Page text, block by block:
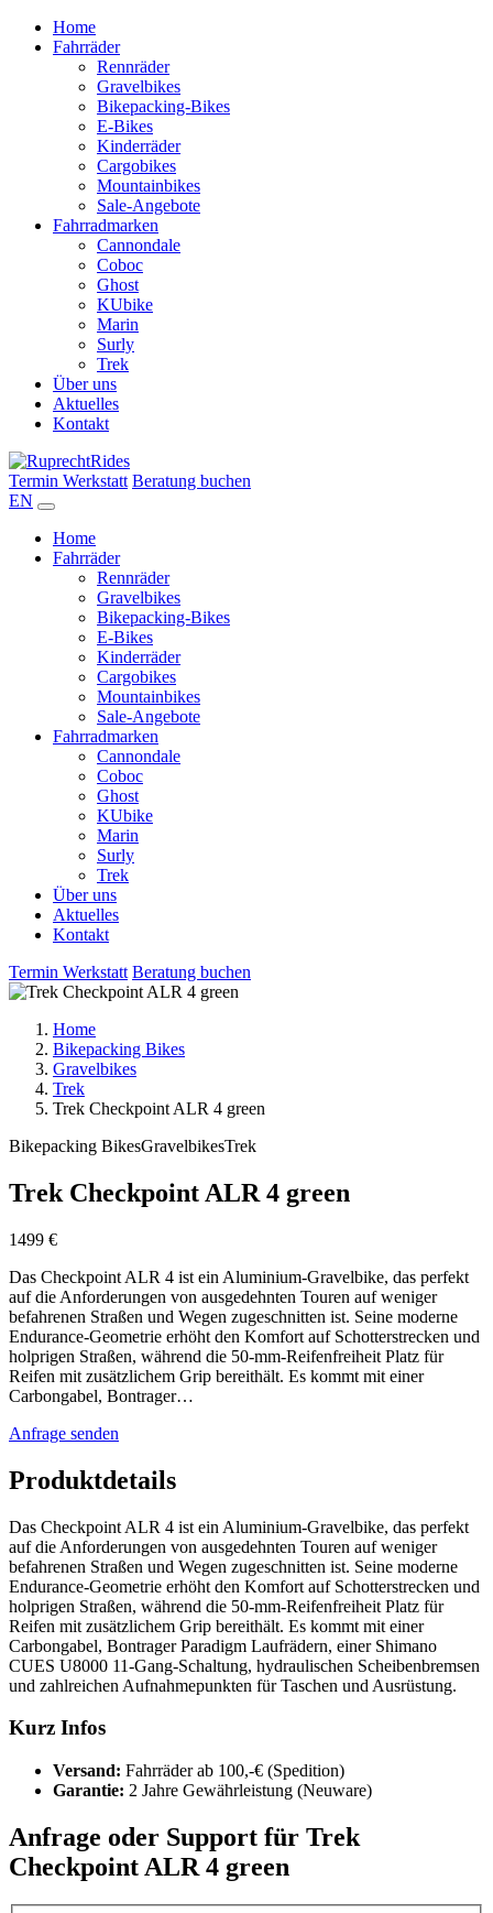
Zum
Inhalt
Home
Fahrräder
Rennräder
Gravelbikes
Bikepacking-Bikes
E-Bikes
Kinderräder
Cargobikes
Mountainbikes
Sale-Angebote
Fahrradmarken
Cannondale
Coboc
Ghost
KUbike
Marin
Surly
Trek
Über uns
Aktuelles
Kontakt
Termin Werkstatt Beratung buchen
EN
Home
Fahrräder
Rennräder
Gravelbikes
Bikepacking-Bikes
E-Bikes
Kinderräder
Cargobikes
Mountainbikes
Sale-Angebote
Fahrradmarken
Cannondale
Coboc
Ghost
KUbike
Marin
Surly
Trek
Über uns
Aktuelles
Kontakt
Termin Werkstatt Beratung buchen
Home
Bikepacking Bikes
Gravelbikes
Trek
Trek Checkpoint ALR 4 green
Bikepacking BikesGravelbikesTrek
Trek Checkpoint ALR 4 green
1499 €
Das Checkpoint ALR 4 ist ein Aluminium-Gravelbike, das perfekt
auf die Anforderungen von ausgedehnten Touren auf weniger
befahrenen Straßen und Wegen zugeschnitten ist. Seine moderne
Endurance-Geometrie erhöht den Komfort auf Schotterstrecken und
holprigen Straßen, während die 50-mm-Reifenfreiheit Platz für
Reifen mit zusätzlichem Grip bereithält. Es kommt mit einer
Carbongabel, Bontrager…
Anfrage senden
Produktdetails
Das Checkpoint ALR 4 ist ein Aluminium-Gravelbike, das perfekt
auf die Anforderungen von ausgedehnten Touren auf weniger
befahrenen Straßen und Wegen zugeschnitten ist. Seine moderne
Endurance-Geometrie erhöht den Komfort auf Schotterstrecken und
holprigen Straßen, während die 50-mm-Reifenfreiheit Platz für
Reifen mit zusätzlichem Grip bereithält. Es kommt mit einer
Carbongabel, Bontrager Paradigm Laufrädern, einer Shimano
CUES U8000 11-Gang-Schaltung, hydraulischen Scheibenbremsen
und zahlreichen Aufnahmepunkten für Taschen und Ausrüstung.
Kurz Infos
Versand: Fahrräder ab 100,-€ (Spedition)
Garantie: 2 Jahre Gewährleistung (Neuware)
Anfrage oder Support für Trek
Checkpoint ALR 4 green